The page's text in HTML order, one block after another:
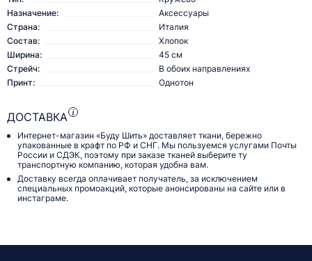
Назначение:
Аксессуары
Страна:
Италия
Состав:
Хлопок
Ширина:
45 см
Стрейч:
В обоих направлениях
Принт:
Однотон
ДОСТАВКА
Интернет-магазин «Буду Шить» доставляет ткани, бережно
упакованные в крафт по РФ и СНГ. Мы пользуемся услугами Почты
России и СДЭК, поэтому при заказе тканей выберите ту
транспортную компанию, которая удобна вам.
Доставку всегда оплачивает получатель, за исключением
специальных промоакций, которые анонсированы на сайте или в
инстаграме.